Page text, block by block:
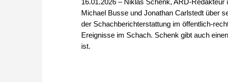
Michael Busse und Jonathan Carlstedt über
der Schachberichterstattung im öffentlich-
Ereignisse im Schach. Schenk gibt auch
ist.